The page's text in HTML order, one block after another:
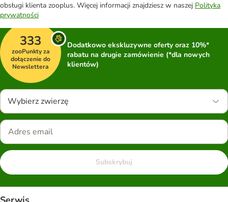
obsługi klienta zooplus. Więcej informacji znajdziesz w naszej Polityka
prywatności
333
zooPunkty za
dołączenie do
Newslettera
Dodatkowo ekskluzywne oferty oraz 10%*
rabatu na drugie zamówienie (*dla nowych
klientów)
Wybierz zwierzę
Subskrybuj